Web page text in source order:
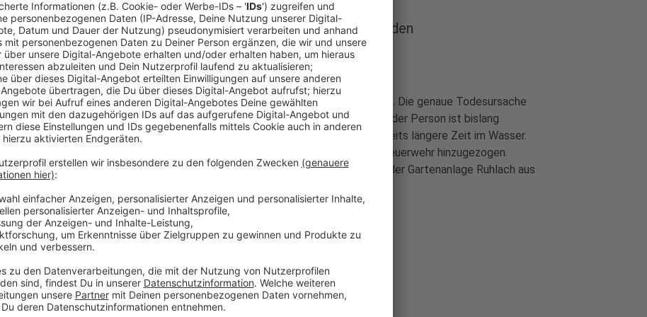
Polizei ermittelt: Keine Hinweise auf Fremdverschulden
Anzeige
Laut Polizei gibt es derzeit keine Hinweise auf Fremdverschulden. Die genaue Todesursache
wird jedoch erst durch eine Obduktion geklärt. Auch die Identität der Person ist bislang
unbekannt. Nach ersten Erkenntnissen lag der leblose Körper bereits längere Zeit im Wasser.
Da die Polizei die Leiche nicht alleine bergen konnte, wurde die Feuerwehr hinzugezogen.
Gemeinsam gelang es den Einsatzkräften, die Person im Bereich der Gartenanlage Ruhlach aus
Anzeige
Mehr Nachrichten aus Leverkusen
Anzeige